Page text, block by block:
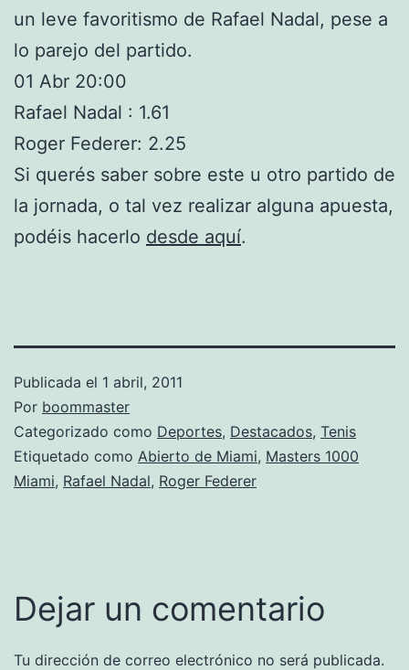
un leve favoritismo de Rafael Nadal, pese a
lo parejo del partido.
01 Abr 20:00
Rafael Nadal : 1.61
Roger Federer: 2.25
Si querés saber sobre este u otro partido de
la jornada, o tal vez realizar alguna apuesta,
podéis hacerlo desde aquí.
Publicada el 1 abril, 2011
Por boommaster
Categorizado como Deportes, Destacados, Tenis
Etiquetado como Abierto de Miami, Masters 1000
Miami, Rafael Nadal, Roger Federer
Dejar un comentario
Tu dirección de correo electrónico no será publicada.